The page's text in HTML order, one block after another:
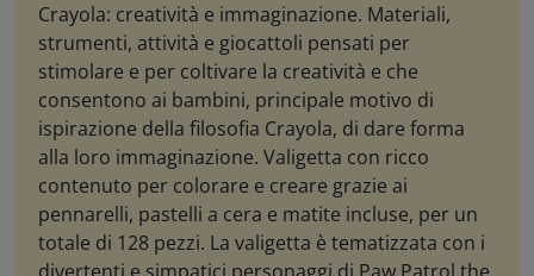
Crayola: creatività e immaginazione. Materiali,
strumenti, attività e giocattoli pensati per
stimolare e per coltivare la creatività e che
consentono ai bambini, principale motivo di
ispirazione della filosofia Crayola, di dare forma
alla loro immaginazione. Valigetta con ricco
contenuto per colorare e creare grazie ai
pennarelli, pastelli a cera e matite incluse, per un
totale di 128 pezzi. La valigetta è tematizzata con i